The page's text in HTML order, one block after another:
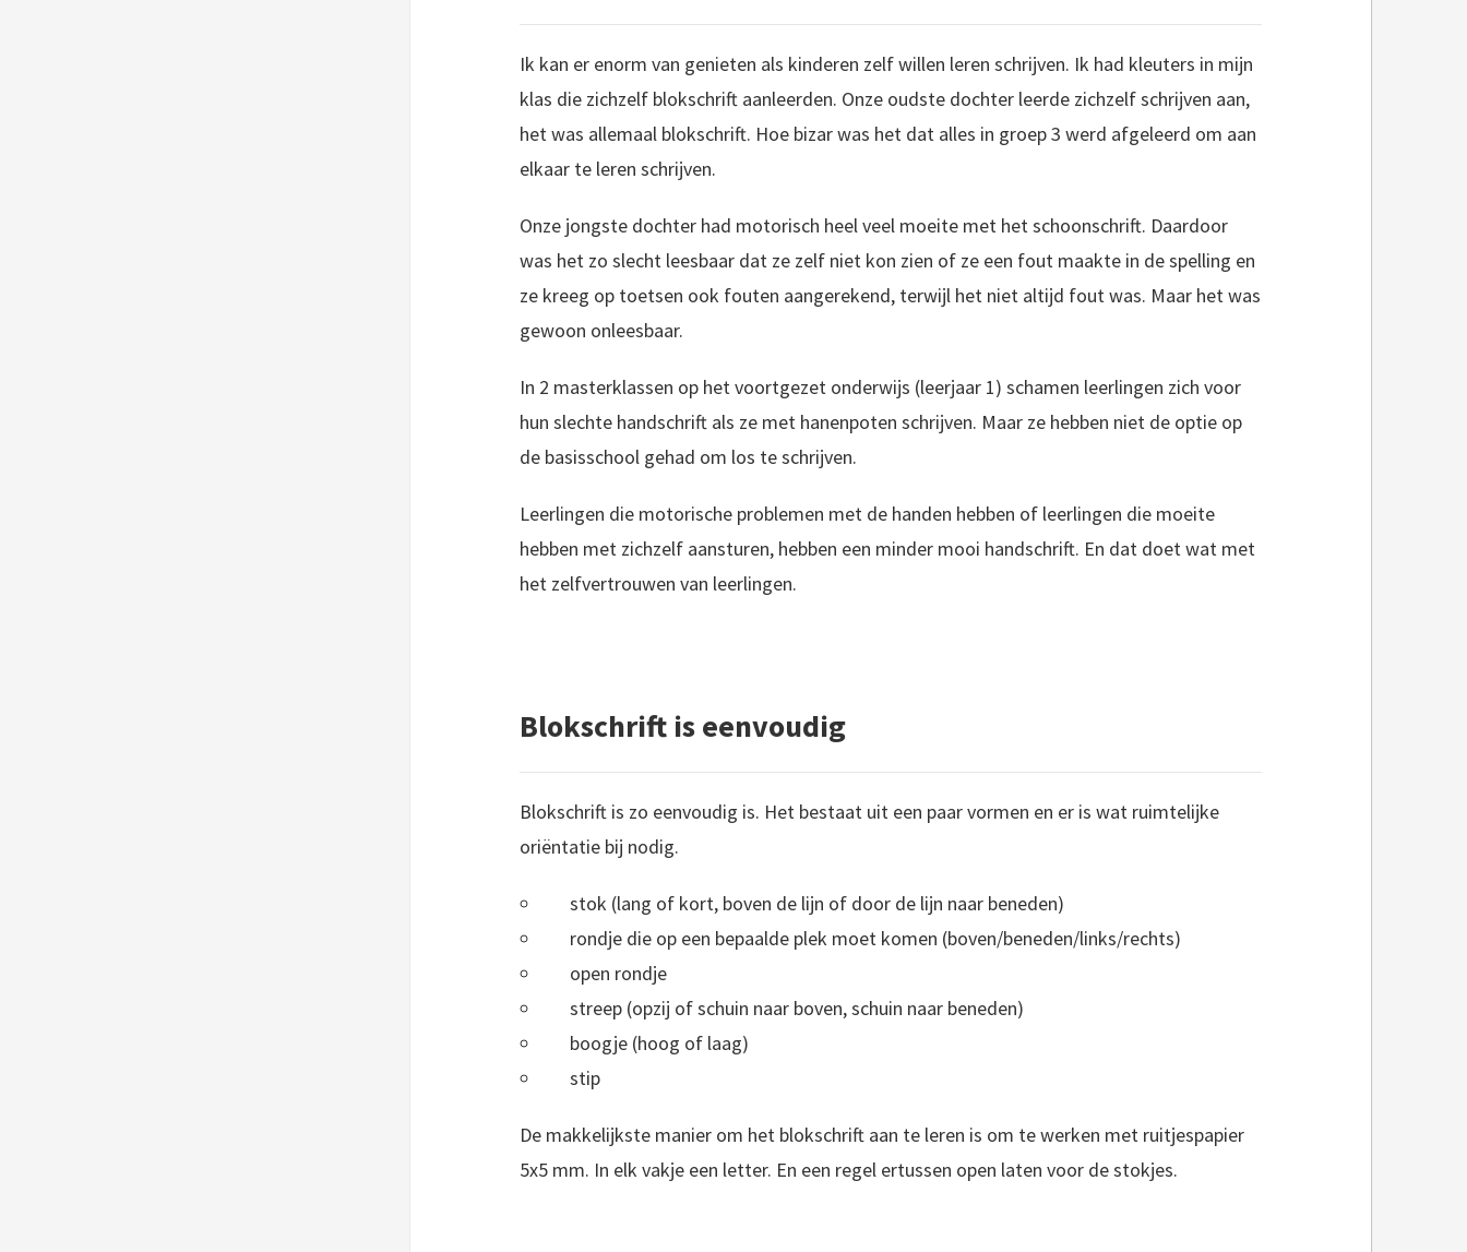
Ik kan er enorm van genieten als kinderen zelf willen leren schrijven. Ik had kleuters in mijn
klas die zichzelf blokschrift aanleerden. Onze oudste dochter leerde zichzelf schrijven aan,
het was allemaal blokschrift. Hoe bizar was het dat alles in groep 3 werd afgeleerd om aan
elkaar te leren schrijven.
Onze jongste dochter had motorisch heel veel moeite met het schoonschrift. Daardoor
was het zo slecht leesbaar dat ze zelf niet kon zien of ze een fout maakte in de spelling en
ze kreeg op toetsen ook fouten aangerekend, terwijl het niet altijd fout was. Maar het was
gewoon onleesbaar.
In 2 masterklassen op het voortgezet onderwijs (leerjaar 1) schamen leerlingen zich voor
hun slechte handschrift als ze met hanenpoten schrijven. Maar ze hebben niet de optie op
de basisschool gehad om los te schrijven.
Leerlingen die motorische problemen met de handen hebben of leerlingen die moeite
hebben met zichzelf aansturen, hebben een minder mooi handschrift. En dat doet wat met
het zelfvertrouwen van leerlingen.
Blokschrift is eenvoudig
Blokschrift is zo eenvoudig is. Het bestaat uit een paar vormen en er is wat ruimtelijke
oriëntatie bij nodig.
stok (lang of kort, boven de lijn of door de lijn naar beneden)
rondje die op een bepaalde plek moet komen (boven/beneden/links/rechts)
open rondje
streep (opzij of schuin naar boven, schuin naar beneden)
boogje (hoog of laag)
stip
De makkelijkste manier om het blokschrift aan te leren is om te werken met ruitjespapier
5x5 mm. In elk vakje een letter. En een regel ertussen open laten voor de stokjes.